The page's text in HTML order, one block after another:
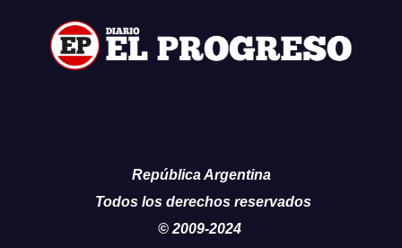
República Argentina
Todos los derechos reservados
© 2009-2024